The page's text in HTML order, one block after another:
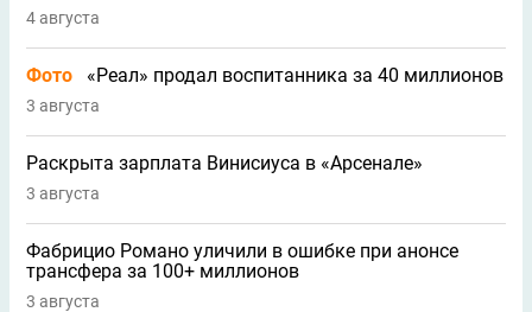
4 августа
Фото «Реал» продал воспитанника за 40 миллионов
3 августа
Раскрыта зарплата Винисиуса в «Арсенале»
3 августа
Фабрицио Романо уличили в ошибке при анонсе
трансфера за 100+ миллионов
3 августа